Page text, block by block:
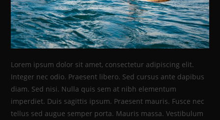
Lorem ipsum dolor sit amet, consectetur adipiscing elit.
Integer nec odio. Praesent libero. Sed cursus ante dapibus
diam. Sed nisi. Nulla quis sem at nibh elementum
imperdiet. Duis sagittis ipsum. Praesent mauris. Fusce nec
tellus sed augue semper porta. Mauris massa. Vestibulum